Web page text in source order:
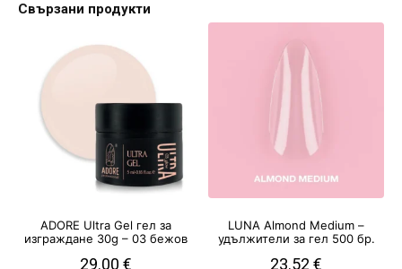
Свързани продукти
ADORE Ultra Gel гел за
изграждане 30g – 03 бежов
29.00 €
LUNA Almond Medium –
удължители за гел 500 бр.
23.52€